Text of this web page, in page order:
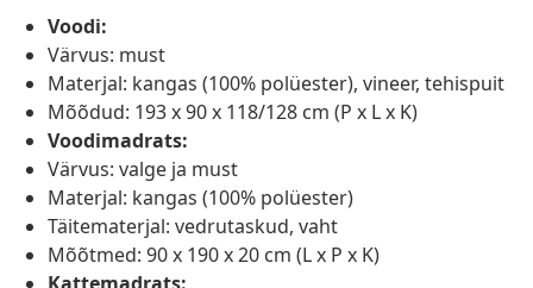
Voodi:
Värvus: must
Materjal: kangas (100% polüester), vineer, tehispuit
Mõõdud: 193 x 90 x 118/128 cm (P x L x K)
Voodimadrats:
Värvus: valge ja must
Materjal: kangas (100% polüester)
Täitematerjal: vedrutaskud, vaht
Mõõtmed: 90 x 190 x 20 cm (L x P x K)